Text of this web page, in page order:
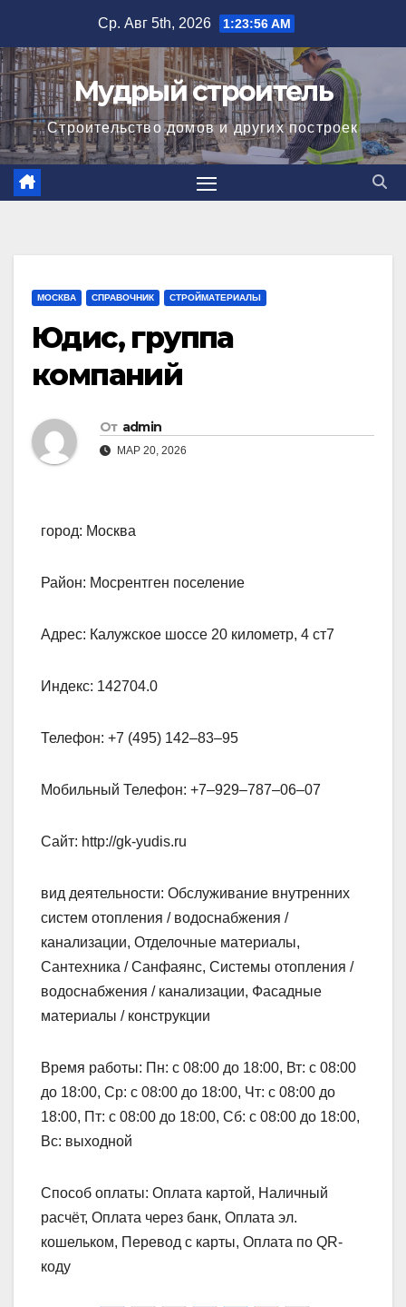
содержимому
Ср. Авг 5th, 2026 1:23:56 AM
Мудрый строитель
Строительство домов и других построек
МОСКВА СПРАВОЧНИК СТРОЙМАТЕРИАЛЫ
Юдис, группа
компаний
От admin
МАР 20, 2026
город: Москва
Район: Мосрентген поселение
Адрес: Калужское шоссе 20 километр, 4 ст7
Индекс: 142704.0
Телефон: +7 (495) 142‒83‒95
Мобильный Телефон: +7‒929‒787‒06‒07
Сайт: http://gk-yudis.ru
вид деятельности: Обслуживание внутренних
систем отопления / водоснабжения /
канализации, Отделочные материалы,
Сантехника / Санфаянс, Системы отопления /
водоснабжения / канализации, Фасадные
материалы / конструкции
Время работы: Пн: с 08:00 до 18:00, Вт: с 08:00
до 18:00, Ср: с 08:00 до 18:00, Чт: с 08:00 до
18:00, Пт: с 08:00 до 18:00, Сб: с 08:00 до 18:00,
Вс: выходной
Способ оплаты: Оплата картой, Наличный
расчёт, Оплата через банк, Оплата эл.
кошельком, Перевод с карты, Оплата по QR-
коду